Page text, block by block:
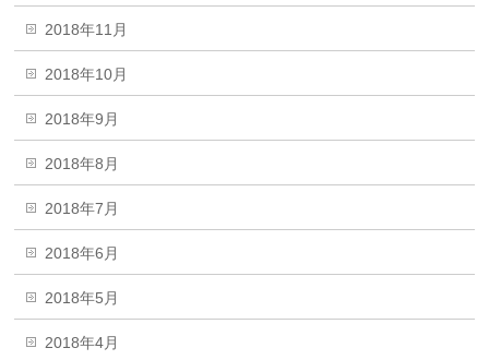
2018年11月
2018年10月
2018年9月
2018年8月
2018年7月
2018年6月
2018年5月
2018年4月